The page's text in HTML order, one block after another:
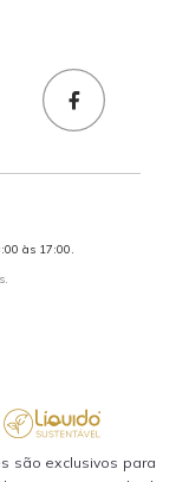
às 17:00.
são exclusivos para